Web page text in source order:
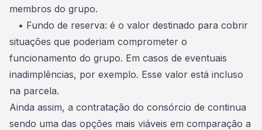
membros do grupo.
• Fundo de reserva: é o valor destinado para cobrir
situações que poderiam comprometer o
funcionamento do grupo. Em casos de eventuais
inadimplências, por exemplo. Esse valor está incluso
na parcela.
Ainda assim, a contratação do consórcio de continua
sendo uma das opções mais viáveis em comparação a